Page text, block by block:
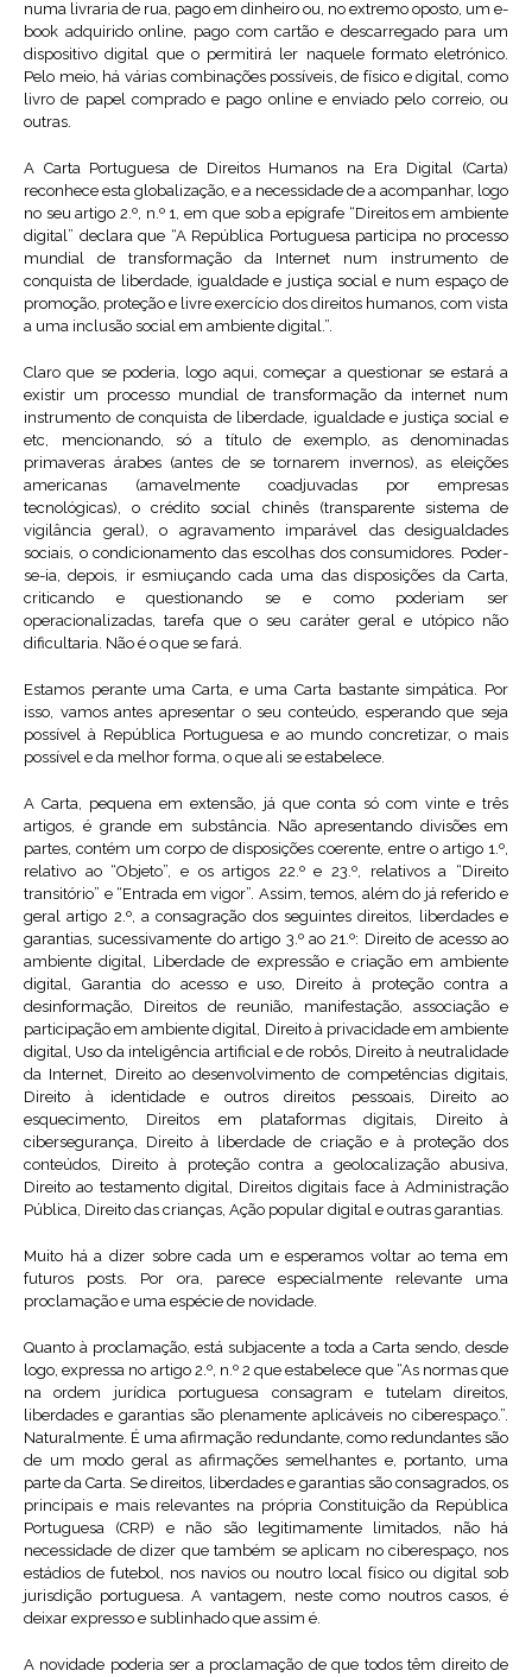
numa livraria de rua, pago em dinheiro ou, no extremo oposto, um e-
book adquirido online, pago com cartão e descarregado para um
dispositivo digital que o permitirá ler naquele formato eletrónico.
Pelo meio, há várias combinações possíveis, de físico e digital, como
livro de papel comprado e pago online e enviado pelo correio, ou
outras.
A Carta Portuguesa de Direitos Humanos na Era Digital (Carta)
reconhece esta globalização, e a necessidade de a acompanhar, logo
no seu artigo 2.º, n.º 1, em que sob a epígrafe “Direitos em ambiente
digital” declara que “A República Portuguesa participa no processo
mundial de transformação da Internet num instrumento de
conquista de liberdade, igualdade e justiça social e num espaço de
promoção, proteção e livre exercício dos direitos humanos, com vista
a uma inclusão social em ambiente digital.”.
Claro que se poderia, logo aqui, começar a questionar se estará a
existir um processo mundial de transformação da internet num
instrumento de conquista de liberdade, igualdade e justiça social e
etc, mencionando, só a título de exemplo, as denominadas
primaveras árabes (antes de se tornarem invernos), as eleições
americanas (amavelmente coadjuvadas por empresas
tecnológicas), o crédito social chinês (transparente sistema de
vigilância geral), o agravamento imparável das desigualdades
sociais, o condicionamento das escolhas dos consumidores. Poder-
se-ia, depois, ir esmiuçando cada uma das disposições da Carta,
criticando e questionando se e como poderiam ser
operacionalizadas, tarefa que o seu caráter geral e utópico não
dificultaria. Não é o que se fará.
Estamos perante uma Carta, e uma Carta bastante simpática. Por
isso, vamos antes apresentar o seu conteúdo, esperando que seja
possível à República Portuguesa e ao mundo concretizar, o mais
possível e da melhor forma, o que ali se estabelece.
A Carta, pequena em extensão, já que conta só com vinte e três
artigos, é grande em substância. Não apresentando divisões em
partes, contém um corpo de disposições coerente, entre o artigo 1.º,
relativo ao “Objeto”, e os artigos 22.º e 23.º, relativos a “Direito
transitório” e “Entrada em vigor”. Assim, temos, além do já referido e
geral artigo 2.º, a consagração dos seguintes direitos, liberdades e
garantias, sucessivamente do artigo 3.º ao 21.º: Direito de acesso ao
ambiente digital, Liberdade de expressão e criação em ambiente
digital, Garantia do acesso e uso, Direito à proteção contra a
desinformação, Direitos de reunião, manifestação, associação e
participação em ambiente digital, Direito à privacidade em ambiente
digital, Uso da inteligência artificial e de robôs, Direito à neutralidade
da Internet, Direito ao desenvolvimento de competências digitais,
Direito à identidade e outros direitos pessoais, Direito ao
esquecimento, Direitos em plataformas digitais, Direito à
cibersegurança, Direito à liberdade de criação e à proteção dos
conteúdos, Direito à proteção contra a geolocalização abusiva,
Direito ao testamento digital, Direitos digitais face à Administração
Pública, Direito das crianças, Ação popular digital e outras garantias.
Muito há a dizer sobre cada um e esperamos voltar ao tema em
futuros posts. Por ora, parece especialmente relevante uma
proclamação e uma espécie de novidade.
Quanto à proclamação, está subjacente a toda a Carta sendo, desde
logo, expressa no artigo 2.º, n.º 2 que estabelece que “As normas que
na ordem jurídica portuguesa consagram e tutelam direitos,
liberdades e garantias são plenamente aplicáveis no ciberespaço.”.
Naturalmente. É uma afirmação redundante, como redundantes são
de um modo geral as afirmações semelhantes e, portanto, uma
parte da Carta. Se direitos, liberdades e garantias são consagrados, os
principais e mais relevantes na própria Constituição da República
Portuguesa (CRP) e não são legitimamente limitados, não há
necessidade de dizer que também se aplicam no ciberespaço, nos
estádios de futebol, nos navios ou noutro local físico ou digital sob
jurisdição portuguesa. A vantagem, neste como noutros casos, é
deixar expresso e sublinhado que assim é.
A novidade poderia ser a proclamação de que todos têm direito de